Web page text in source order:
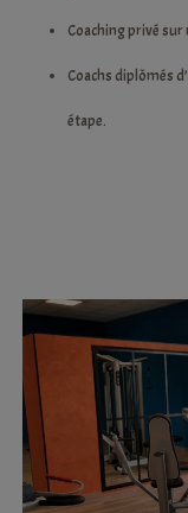
Coaching privé
Coachs diplômés
étape.